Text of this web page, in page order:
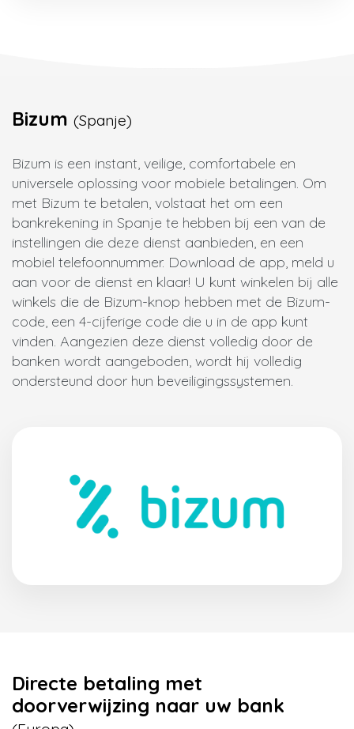
Bizum (Spanje)
Bizum is een instant, veilige, comfortabele en
universele oplossing voor mobiele betalingen. Om
met Bizum te betalen, volstaat het om een
bankrekening in Spanje te hebben bij een van de
instellingen die deze dienst aanbieden, en een
mobiel telefoonnummer. Download de app, meld u
aan voor de dienst en klaar! U kunt winkelen bij alle
winkels die de Bizum-knop hebben met de Bizum-
code, een 4-cijferige code die u in de app kunt
vinden. Aangezien deze dienst volledig door de
banken wordt aangeboden, wordt hij volledig
ondersteund door hun beveiligingssystemen.
Directe betaling met
doorverwijzing naar uw bank